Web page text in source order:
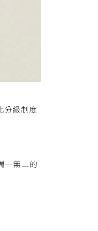
分級制度
一無二的